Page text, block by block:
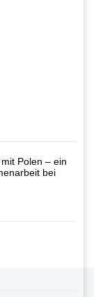
Polen – ein
bei